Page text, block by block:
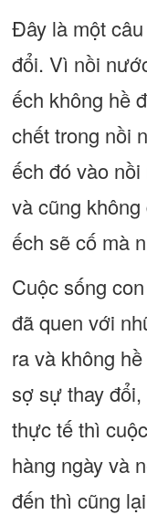
Đây là một
đổi. Vì nồi
ếch không hề
chết trong nồi
ếch đó vào
và cũng
ếch sẽ cố mà
Cuộc sống
đã quen với
ra và không
sợ sự thay
thực tế thì
hàng ngày và
đến thì cũng